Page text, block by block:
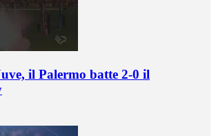
il Palermo batte 2-0 il